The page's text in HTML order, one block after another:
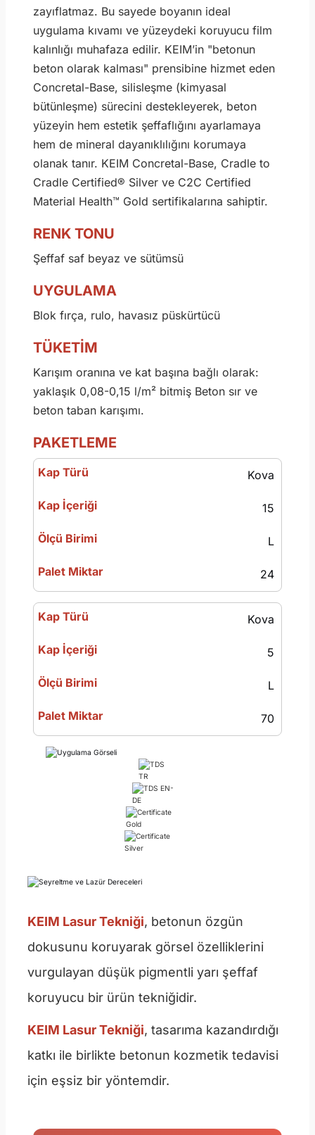
zayıflatmaz. Bu sayede boyanın ideal
uygulama kıvamı ve yüzeydeki koruyucu film
kalınlığı muhafaza edilir. KEIM’in "betonun
beton olarak kalması" prensibine hizmet eden
Concretal-Base, silisleşme (kimyasal
bütünleşme) sürecini destekleyerek, beton
yüzeyin hem estetik şeffaflığını ayarlamaya
hem de mineral dayanıklılığını korumaya
olanak tanır. KEIM Concretal-Base, Cradle to
Cradle Certified® Silver ve C2C Certified
Material Health™ Gold sertifikalarına sahiptir.
RENK TONU
Şeffaf saf beyaz ve sütümsü
UYGULAMA
Blok fırça, rulo, havasız püskürtücü
TÜKETİM
Karışım oranına ve kat başına bağlı olarak:
yaklaşık 0,08-0,15 l/m² bitmiş Beton sır ve
beton taban karışımı.
PAKETLEME
Kova
15
L
24
Kova
5
L
70
KEIM Lasur Tekniği, betonun özgün
dokusunu koruyarak görsel özelliklerini
vurgulayan düşük pigmentli yarı şeffaf
koruyucu bir ürün tekniğidir.
KEIM Lasur Tekniği, tasarıma kazandırdığı
katkı ile birlikte betonun kozmetik tedavisi
için eşsiz bir yöntemdir.